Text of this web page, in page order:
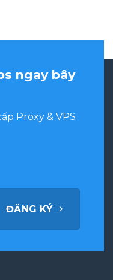
ngay bây
Proxy & VPS
ĐĂNG KÝ